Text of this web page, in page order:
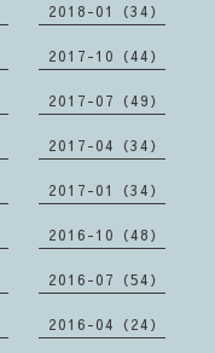
2018-01（34）
2017-10（44）
2017-07（49）
2017-04（34）
2017-01（34）
2016-10（48）
2016-07（54）
2016-04（24）